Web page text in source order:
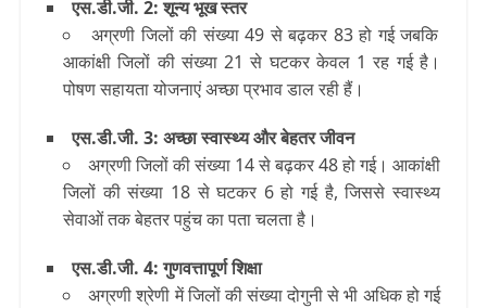
एस.डी.जी. 2: शून्य भूख स्‍तर
अग्रणी जिलों की संख्या 49 से बढ़कर 83 हो गई जबकि
आकांक्षी जिलों की संख्या 21 से घटकर केवल 1 रह गई है।
पोषण सहायता योजनाएं अच्‍छा प्रभाव डाल रही हैं।
एस.डी.जी. 3: अच्छा स्वास्थ्य और बेहतर जीवन
अग्रणी जिलों की संख्या 14 से बढ़कर 48 हो गई। आकांक्षी
जिलों की संख्या 18 से घटकर 6 हो गई है, जिससे स्वास्थ्य
सेवाओं तक बेहतर पहुंच का पता चलता है।
एस.डी.जी. 4: गुणवत्तापूर्ण शिक्षा
अग्रणी श्रेणी में जिलों की संख्या दोगुनी से भी अधिक हो गई